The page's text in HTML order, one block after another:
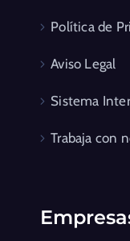
Política de
Aviso Legal
Sistema
Trabaja con